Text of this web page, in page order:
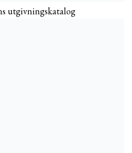
utgivningskatalog